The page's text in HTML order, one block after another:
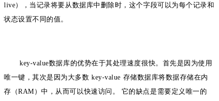
live），当记录将要从数据库中删除时，这个字段可以为每个记录和
状态设置不同的值。
key-value数据库的优势在于其处理速度很快。首先是因为使用
唯一键，其次是因为大多数 key-value 存储数据库将数据存储在内
存（RAM）中，从而可以快速访问。 它的缺点是需要定义唯一的